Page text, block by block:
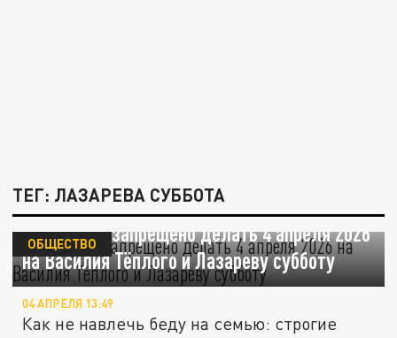
ТЕГ: ЛАЗАРЕВА СУББОТА
Что строго запрещено делать 4 апреля 2026
на Василия Тёплого и Лазареву субботу
ОБЩЕСТВО
04 АПРЕЛЯ 13:49
Как не навлечь беду на семью: строгие